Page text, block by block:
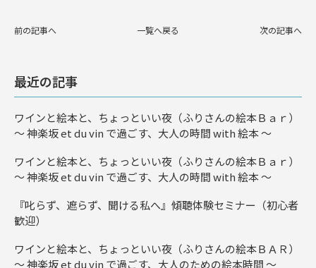
前の記事へ 一覧へ戻る 次の記事へ
最近の記事
ワインと絵本と、ちょっといい夜（ふりさんの絵本Ｂａｒ）
～ 神楽坂 et du vin で過ごす、大人の時間 with 絵本 ～
ワインと絵本と、ちょっといい夜（ふりさんの絵本Ｂａｒ）
～ 神楽坂 et du vin で過ごす、大人の時間 with 絵本 ～
『叱らず、遮らず、聞ける私へ』傾聴体験セミナー（初心者
歓迎）
ワインと絵本と、ちょっといい夜（ふりさんの絵本ＢＡＲ）
～ 神楽坂 et du vin で過ごす、大人のための絵本時間 ～